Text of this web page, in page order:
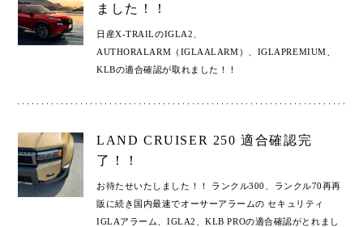
ました！！
日産X-TRAILのIGLA2、
AUTHORALARM（IGLAALARM）、IGLAPREMIUM、
KLBの適合確認が取れました！！
LAND CRUISER 250 適合確認完
了！！
お待たせいたしました！！ ランクル300、ランクル70再再
販に続き国内最速でオーサーアラームの セキュリティ
IGLAアラーム、IGLA2、KLB PROの適合確認がとれまし